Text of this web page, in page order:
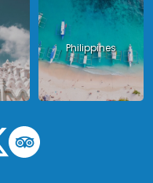
Philippines